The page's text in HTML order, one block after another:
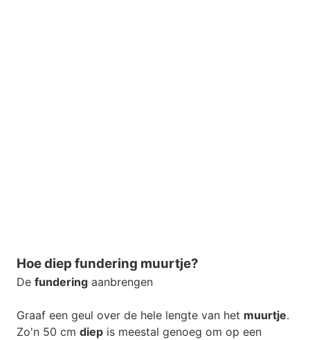
Hoe diep fundering muurtje?
De fundering aanbrengen
Graaf een geul over de hele lengte van het muurtje.
Zo'n 50 cm diep is meestal genoeg om op een